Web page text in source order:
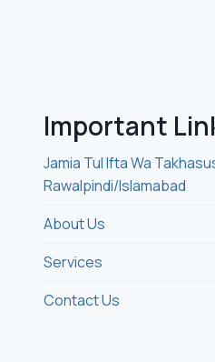
Important
Jamia Tul Ifta Wa
Rawalpindi/Islamabad
About Us
Services
Contact Us